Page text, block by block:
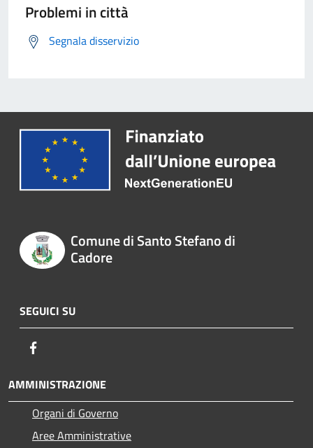
Problemi in città
Segnala disservizio
Comune di Santo Stefano di
Cadore
SEGUICI SU
AMMINISTRAZIONE
Organi di Governo
Aree Amministrative